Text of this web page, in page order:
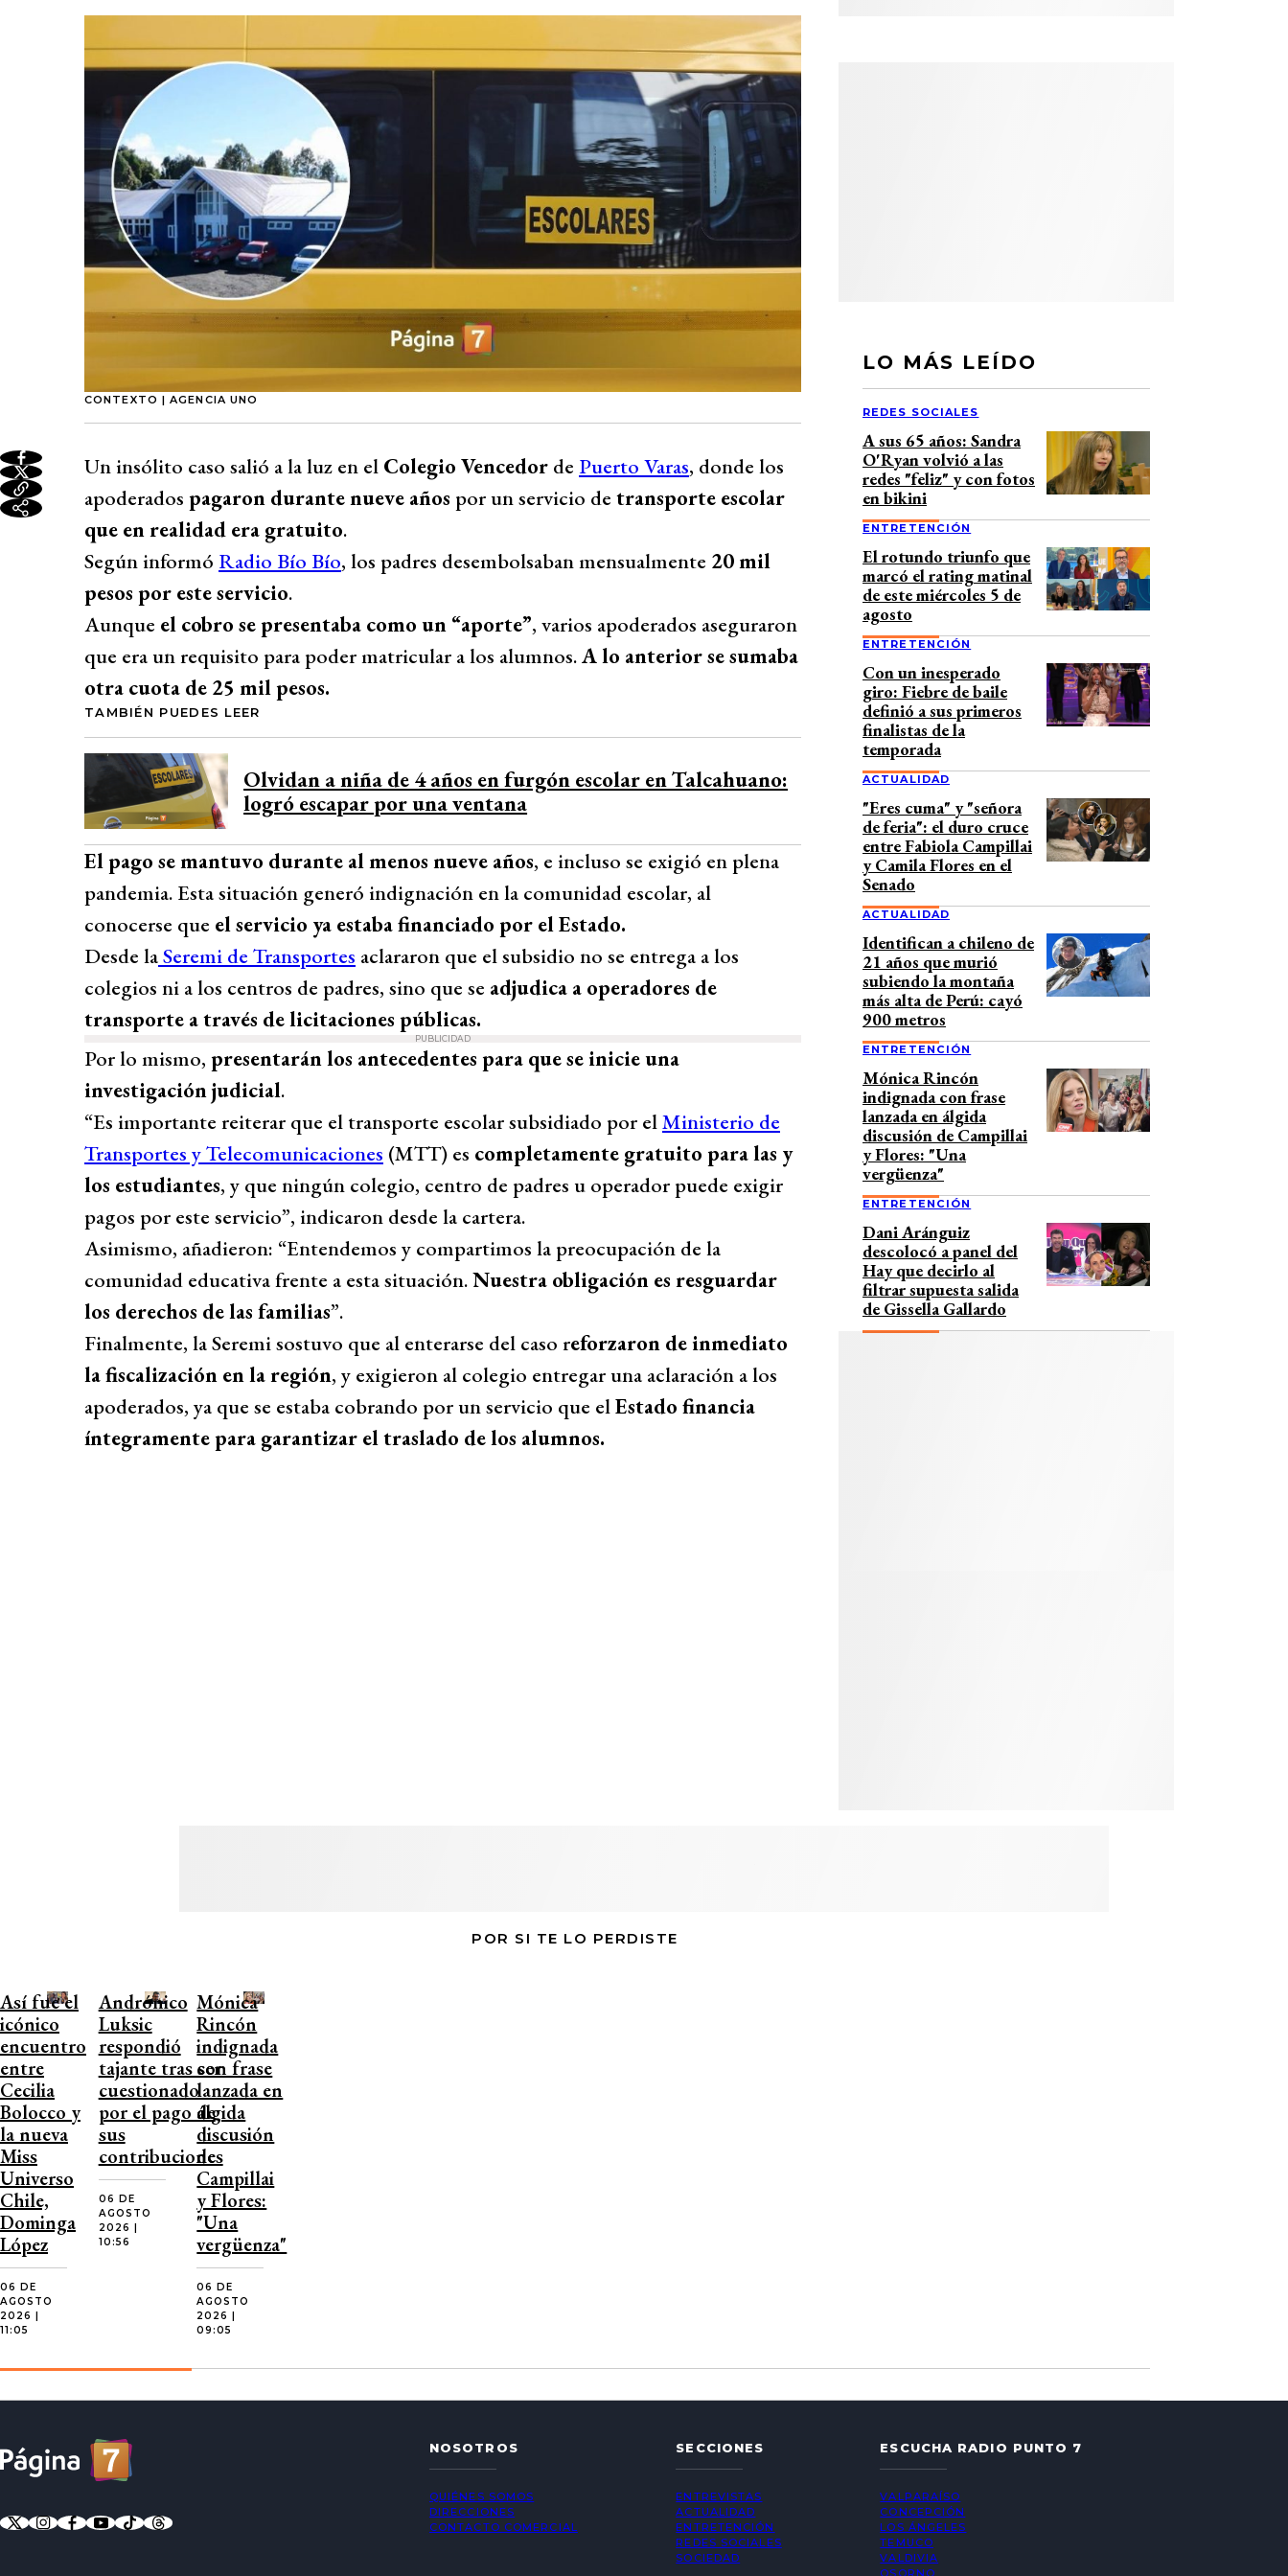
CONTEXTO | AGENCIA UNO
Un insólito caso salió a la luz en el Colegio Vencedor de Puerto Varas, donde los
apoderados pagaron durante nueve años por un servicio de transporte escolar
que en realidad era gratuito.
Según informó Radio Bío Bío, los padres desembolsaban mensualmente 20 mil
pesos por este servicio.
Aunque el cobro se presentaba como un “aporte”, varios apoderados aseguraron
que era un requisito para poder matricular a los alumnos.A lo anterior se sumaba
otra cuota de 25 mil pesos.
TAMBIÉN PUEDES LEER
Olvidan a niña de 4 años en furgón escolar en Talcahuano:
logró escapar por una ventana
El pago se mantuvo durante al menos nueve años, e incluso se exigió en plena
pandemia. Esta situación generó indignación en la comunidad escolar, al
conocerse que el servicio ya estaba financiado por el Estado.
Desde laSeremi de Transportes aclararon que el subsidio no se entrega a los
colegios ni a los centros de padres, sino que se adjudica a operadores de
transporte a través de licitaciones públicas.
PUBLICIDAD
Por lo mismo, presentarán los antecedentes para que se inicie una
investigación judicial.
“Es importante reiterar que el transporte escolar subsidiado por elMinisterio de
Transportes y Telecomunicaciones (MTT) es completamente gratuito para las y
los estudiantes, y que ningún colegio, centro de padres u operador puede exigir
pagos por este servicio”, indicaron desde la cartera.
Asimismo, añadieron: “Entendemos y compartimos la preocupación de la
comunidad educativa frente a esta situación.Nuestra obligación es resguardar
los derechos de las familias”.
Finalmente, la Seremi sostuvo que al enterarse del caso reforzaron de inmediato
la fiscalización en la región, y exigieron al colegio entregar una aclaración a los
apoderados, ya que se estaba cobrando por un servicio que elEstado financia
íntegramente para garantizar el traslado de los alumnos.
LO MÁS LEÍDO
REDES SOCIALES
A sus 65 años: Sandra
O'Ryan volvió a las
redes "feliz" y con fotos
en bikini
ENTRETENCIÓN
El rotundo triunfo que
marcó el rating matinal
de este miércoles 5 de
agosto
ENTRETENCIÓN
Con un inesperado
giro: Fiebre de baile
definió a sus primeros
finalistas de la
temporada
ACTUALIDAD
"Eres cuma" y "señora
de feria": el duro cruce
entre Fabiola Campillai
y Camila Flores en el
Senado
ACTUALIDAD
Identifican a chileno de
21 años que murió
subiendo la montaña
más alta de Perú: cayó
900 metros
ENTRETENCIÓN
Mónica Rincón
indignada con frase
lanzada en álgida
discusión de Campillai
y Flores: "Una
vergüenza"
ENTRETENCIÓN
Dani Aránguiz
descolocó a panel del
Hay que decirlo al
filtrar supuesta salida
de Gissella Gallardo
POR SI TE LO PERDISTE
Así fue el
icónico
encuentro
entre
Cecilia
Bolocco y
la nueva
Miss
Universo
Chile,
Dominga
López
06 DE
AGOSTO
2026 |
11:05
Andrónico
Luksic
respondió
tajante tras ser
cuestionado
por el pago de
sus
contribuciones
06 DE
AGOSTO
2026 |
10:56
Mónica
Rincón
indignada
con frase
lanzada en
álgida
discusión
de
Campillai
y Flores:
"Una
vergüenza"
06 DE
AGOSTO
2026 |
09:05
NOSOTROS
QUIÉNES SOMOS
DIRECCIONES
CONTACTO COMERCIAL
SECCIONES
ENTREVISTAS
ACTUALIDAD
ENTRETENCIÓN
REDES SOCIALES
SOCIEDAD
ESCUCHA RADIO PUNTO 7
VALPARAÍSO
CONCEPCIÓN
LOS ÁNGELES
TEMUCO
VALDIVIA
OSORNO